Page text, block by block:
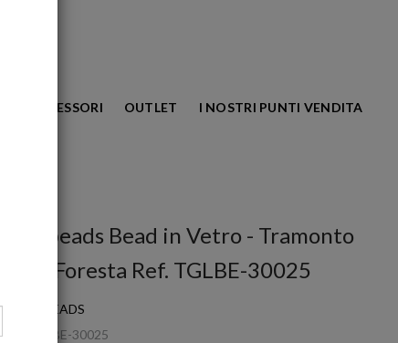
ACCESSORI OUTLET I NOSTRI PUNTI VENDITA
Trollbeads Bead in Vetro - Tramonto
nella Foresta Ref. TGLBE-30025
TROLLBEADS
TGLBE-30025